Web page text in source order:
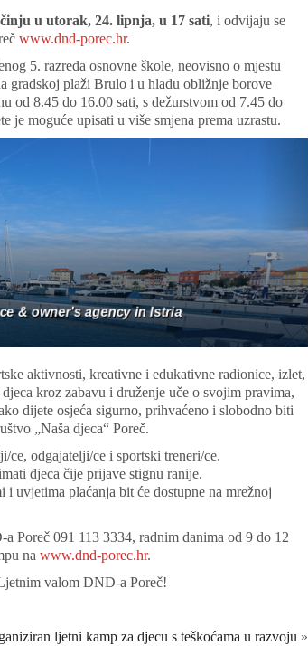
u utorak, 24. lipnja, u 17 sati, i odvijaju se
www.dnd-porec.hr.
5. razreda osnovne škole, neovisno o mjestu
gradskoj plaži Brulo i u hladu obližnje borove
od 8.45 do 16.00 sati, s dežurstvom od 7.45 do
je moguće upisati u više smjena prema uzrastu.
aktivnosti, kreativne i edukativne radionice, izlet,
kroz zabavu i druženje uče o svojim pravima,
dijete osjeća sigurno, prihvaćeno i slobodno biti
„Naša djeca“ Poreč.
odgajatelji/ce i sportski treneri/ce.
djeca čije prijave stignu ranije.
uvjetima plaćanja bit će dostupne na mrežnoj
Poreč 091 113 3334, radnim danima od 9 do 12
na www.dnd-porec.hr.
valom DND-a Poreč!
ljetni kamp za djecu s teškoćama u razvoju »